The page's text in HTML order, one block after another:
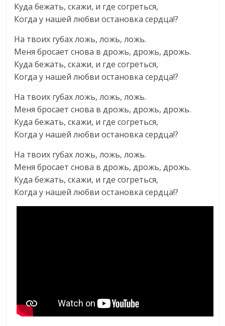
Куда бежать, скажи, и где согреться,
Когда у нашей любви остановка сердца!?
На твоих губах ложь, ложь, ложь.
Меня бросает снова в дрожь, дрожь, дрожь.
Куда бежать, скажи, и где согреться,
Когда у нашей любви остановка сердца!?
На твоих губах ложь, ложь, ложь.
Меня бросает снова в дрожь, дрожь, дрожь.
Куда бежать, скажи, и где согреться,
Когда у нашей любви остановка сердца!?
На твоих губах ложь, ложь, ложь.
Меня бросает снова в дрожь, дрожь, дрожь.
Куда бежать, скажи, и где согреться,
Когда у нашей любви остановка сердца!?